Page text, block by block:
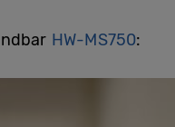
HW-MS750: